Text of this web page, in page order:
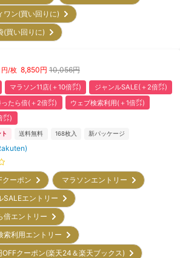
ワン(買い回りに)
(買い回りに)
円/枚 8,850円 10,056円
マラソン11店(＋10倍㌽)
ジャンルSALE(＋2倍㌽)
たら倍(＋2倍㌽)
ウェブ検索利用(＋1倍㌽)
㌽)
送料無料 168枚入 新パッケージ
クーポン
マラソンエントリー
SALEエントリー
倍エントリー
索利用エントリー
OFFクーポン(楽天24＆楽天ブックス)